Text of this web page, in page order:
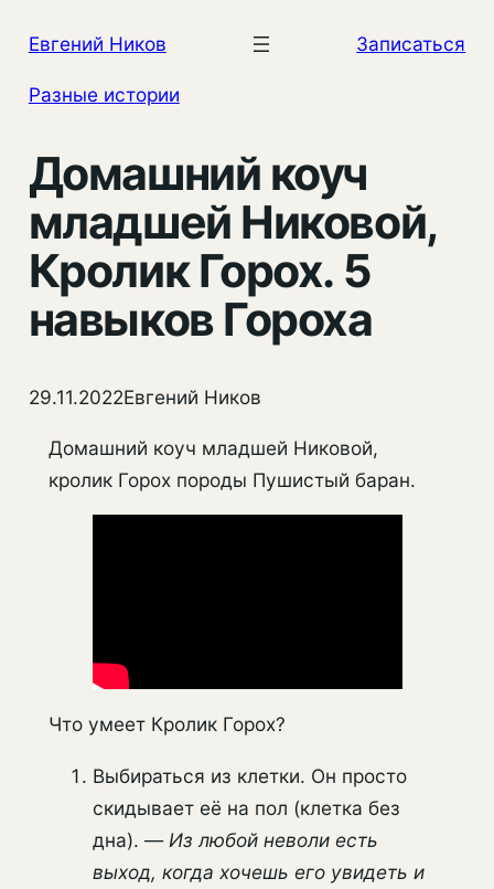
содержимому
Евгений Ников Записаться
Разные истории
Домашний коуч
младшей Никовой,
Кролик Горох. 5
навыков Гороха
29.11.2022Евгений Ников
Домашний коуч младшей Никовой,
кролик Горох породы Пушистый баран.
Что умеет Кролик Горох?
Выбираться из клетки. Он просто
скидывает её на пол (клетка без
дна). — Из любой неволи есть
выход, когда хочешь его увидеть и